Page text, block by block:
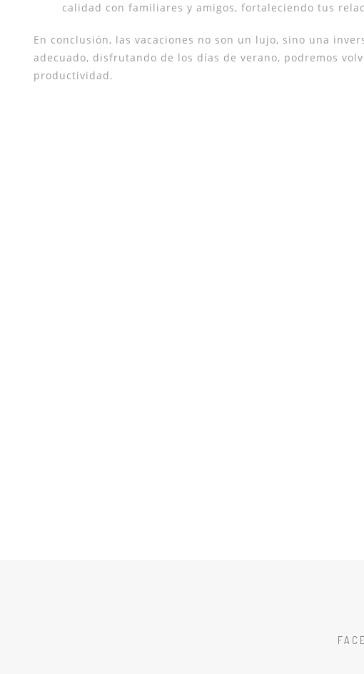
calidad con familiares y amigos, fortaleciendo tus
En conclusión, las vacaciones no son un lujo, sino una
adecuado, disfrutando de los días de verano, podremos
productividad.